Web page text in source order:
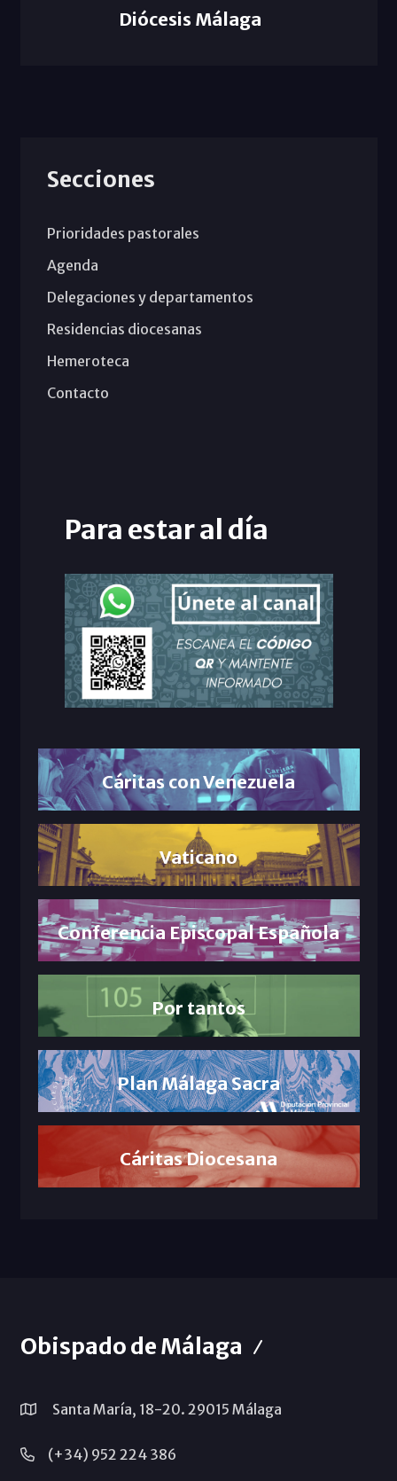
Diócesis Málaga
Secciones
Prioridades pastorales
Agenda
Delegaciones y departamentos
Residencias diocesanas
Hemeroteca
Contacto
Para estar al día
Cáritas con Venezuela
Vaticano
Conferencia Episcopal Española
Por tantos
Plan Málaga Sacra
Cáritas Diocesana
Obispado de Málaga
Santa María, 18-20. 29015 Málaga
(+34) 952 224 386